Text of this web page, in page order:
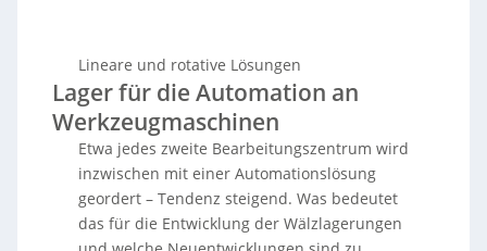
Lineare und rotative Lösungen
Lager für die Automation an
Werkzeugmaschinen
Etwa jedes zweite Bearbeitungszentrum wird
inzwischen mit einer Automationslösung
geordert – Tendenz steigend. Was bedeutet
das für die Entwicklung der Wälzlagerungen